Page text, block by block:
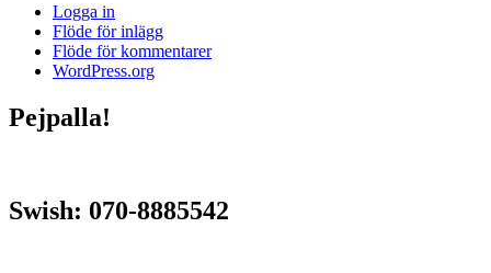
Logga in
Flöde för inlägg
Flöde för kommentarer
WordPress.org
Pejpalla!
Swish: 070-8885542